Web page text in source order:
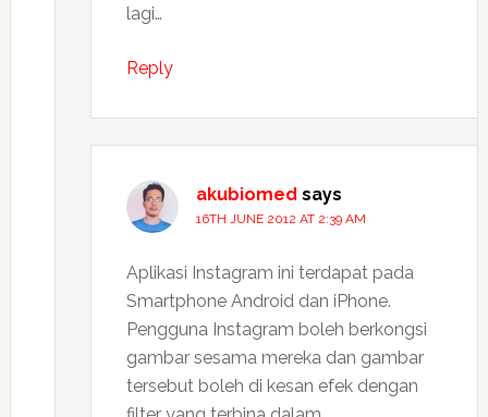
lagi…
Reply
akubiomed says
16TH JUNE 2012 AT 2:39 AM
Aplikasi Instagram ini terdapat pada
Smartphone Android dan iPhone.
Pengguna Instagram boleh berkongsi
gambar sesama mereka dan gambar
tersebut boleh di kesan efek dengan